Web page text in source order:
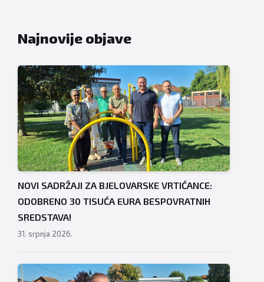
Najnovije objave
NOVI SADRŽAJI ZA BJELOVARSKE VRTIĆANCE:
ODOBRENO 30 TISUĆA EURA BESPOVRATNIH
SREDSTAVA!
31. srpnja 2026.